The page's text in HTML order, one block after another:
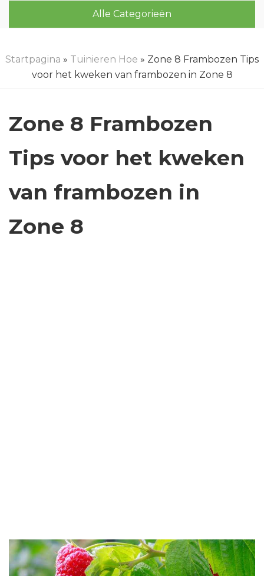
Alle Categorieën
Startpagina » Tuinieren Hoe » Zone 8 Frambozen Tips
voor het kweken van frambozen in Zone 8
Zone 8 Frambozen
Tips voor het kweken
van frambozen in
Zone 8